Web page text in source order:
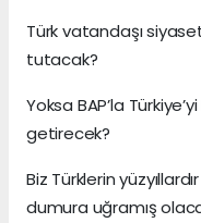
Türk vatandaşı
tutacak?
Yoksa BAP’la
getirecek?
Biz Türklerin
dumura uğramış